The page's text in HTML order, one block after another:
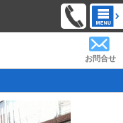
お問合せ